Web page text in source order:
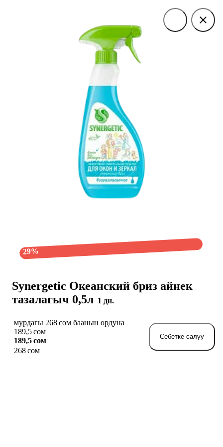
Synergetic Океанский бриз айнек
тазалагыч 0,5л 1 дн.
29%
мурдагы 268 сом баанын ордуна
189,5 сом
189,5 сом
268 сом
Себетке салуу